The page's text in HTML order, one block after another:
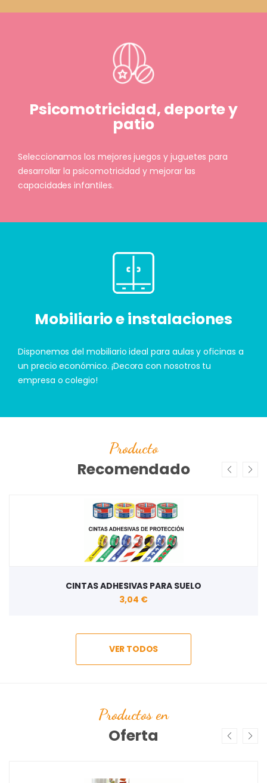
Psicomotricidad, deporte y
patio
Seleccionamos los mejores juegos y juguetes para
desarrollar la psicomotricidad y mejorar las
capacidades infantiles.
Mobiliario e instalaciones
Disponemos del mobiliario ideal para aulas y oficinas a
un precio económico. ¡Decora con nosotros tu
empresa o colegio!
Producto
Recomendado
CINTAS ADHESIVAS PARA SUELO
3,04 €
VER TODOS
Productos en
Oferta